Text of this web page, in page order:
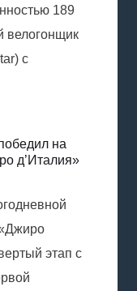
189
велогонщик
с
на
д’Италия»
этап с